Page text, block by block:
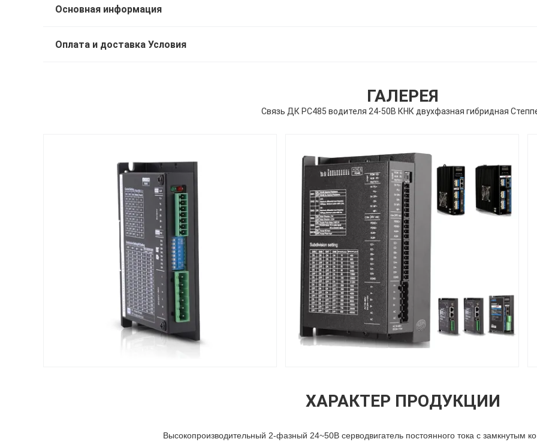
Основная информация
Оплата и доставка Условия
ГАЛЕРЕЯ
Связь ДК РС485 водителя 24-50В КНК двухфазная гибридная
ХАРАКТЕР ПРОДУКЦИИ
Высокопроизводительный 2-фазный 24~50В серводвигатель постоянного тока с замкнутым